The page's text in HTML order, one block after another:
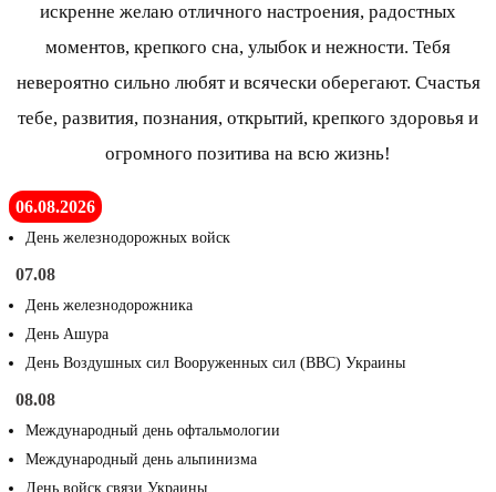
искренне желаю отличного настроения, радостных
моментов, крепкого сна, улыбок и нежности. Тебя
невероятно сильно любят и всячески оберегают. Счастья
тебе, развития, познания, открытий, крепкого здоровья и
огромного позитива на всю жизнь!
06.08.2026
День железнодорожных войск
07.08
День железнодорожника
День Ашура
День Воздушных сил Вооруженных сил (ВВС) Украины
08.08
Международный день офтальмологии
Международный день альпинизма
День войск связи Украины